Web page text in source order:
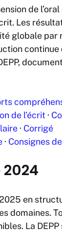
de l’oral
Les
globale par
continue
de l’écrit ·
· Corrigé
· Consignes
en
domaines.
La